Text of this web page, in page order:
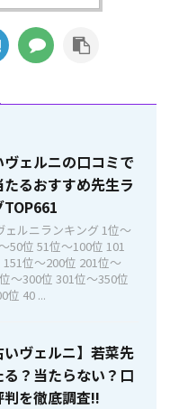
ヴェルニの口コミで
るおすすめ先生ラ
ェルニランキング 1位〜
50位 51位〜100位 101
位〜200位 201位〜
〜300位 301位〜350位
位 40 ...
いヴェルニ】若菜先
？当たらない？口
判を徹底調査!!